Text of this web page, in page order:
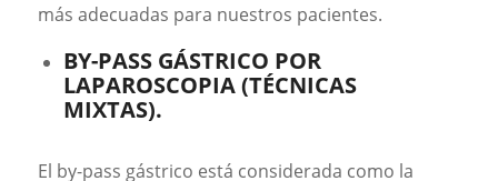
más adecuadas para nuestros pacientes.
BY-PASS GÁSTRICO POR
LAPAROSCOPIA (TÉCNICAS
MIXTAS).
El by-pass gástrico está considerada como la